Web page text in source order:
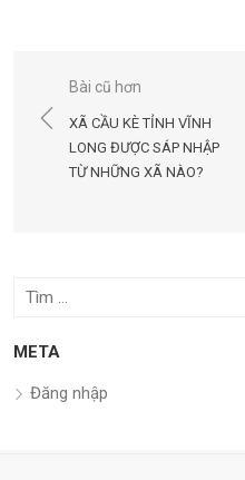
Điều
hướng
viết
Bài cũ hơn
XÃ CẦU KÈ TỈNH VĨNH
LONG ĐƯỢC SÁP NHẬP
TỪ NHỮNG XÃ NÀO?
Tìm
quả
META
Đăng nhập